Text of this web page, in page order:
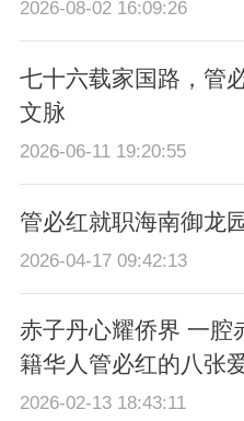
2026-08-02 16:09:26
七十六载家国路，管
文脉
2026-06-11 19:20:55
管必红就职海南御龙
2026-04-17 09:42:13
赤子丹心耀侨界 一
籍华人管必红的八张
2026-02-13 18:43:11